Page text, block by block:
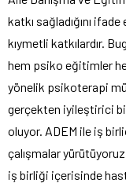
katkı sağladığını
kıymetli katkılardır.
hem psiko eğitimler
yönelik psikoterapi
gerçekten iyileştirici
oluyor. ADEM ile iş
çalışmalar
iş birliği içerisinde